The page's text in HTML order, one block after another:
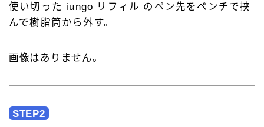
使い切った iungo リフィル のペン先をペンチで挟
んで樹脂筒から外す。
画像はありません。
STEP2